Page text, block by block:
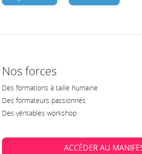
Nos forces
Des formations à taille humaine
Des formateurs passionnés
Des véritables workshop
ACCÉDER AU